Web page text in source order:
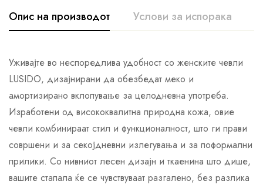
Опис на производот Услови за испорака
Уживајте во неспоредлива удобност со женските чевли
LUSIDO, дизајнирани да обезбедат меко и
амортизирано вклопување за целодневна употреба.
Изработени од висококвалитна природна кожа, овие
чевли комбинираат стил и функционалност, што ги прави
совршени и за секојдневни излегувања и за поформални
прилики. Со нивниот лесен дизајн и ткаенина што дише,
вашите стапала ќе се чувствуваат разгалено, без разлика